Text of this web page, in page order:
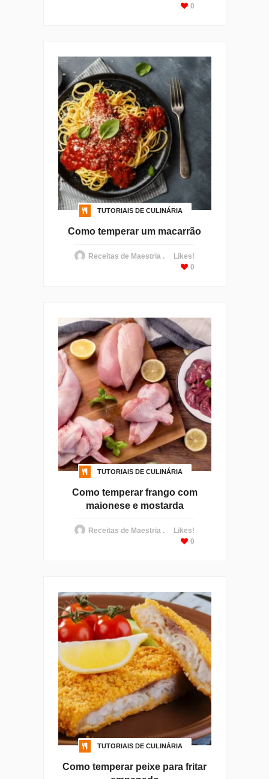
0
TUTORIAIS DE CULINÁRIA
Como temperar um macarrão
Receitas de Maestria .
Likes!
0
TUTORIAIS DE CULINÁRIA
Como temperar frango com
maionese e mostarda
Receitas de Maestria .
Likes!
0
TUTORIAIS DE CULINÁRIA
Como temperar peixe para fritar